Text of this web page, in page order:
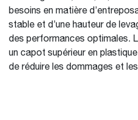
besoins en matière
stable et d’une hauteur de
des performances optimales.
un capot supérieur en
de réduire les dommages et